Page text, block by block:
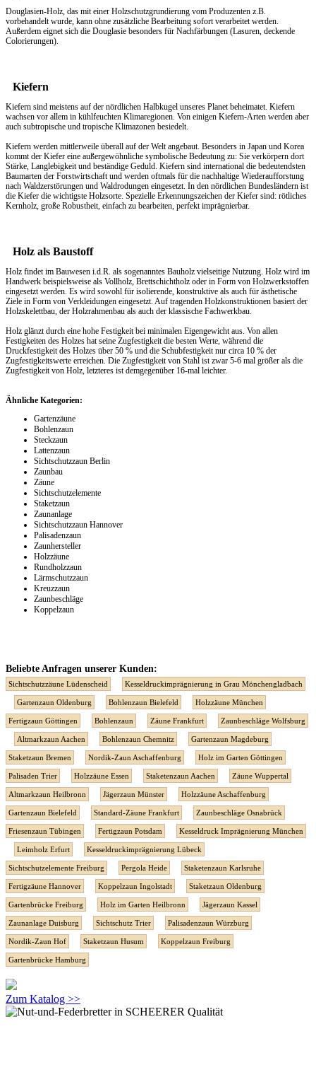
Douglasien-Holz, das mit einer Holzschutzgrundierung vom Produzenten z.B.
vorbehandelt wurde, kann ohne zusätzliche Bearbeitung sofort verarbeitet werden.
Außerdem eignet sich die Douglasie besonders für Nachfärbungen (Lasuren, deckende
Colorierungen).
Kiefern
Kiefern sind meistens auf der nördlichen Halbkugel unseres Planet beheimatet. Kiefern
wachsen vor allem in kühlfeuchten Klimaregionen. Von einigen Kiefern-Arten werden aber
auch subtropische und tropische Klimazonen besiedelt.
Kiefern werden mittlerweile überall auf der Welt angebaut. Besonders in Japan und Korea
kommt der Kiefer eine außergewöhnliche symbolische Bedeutung zu: Sie verkörpern dort
Stärke, Langlebigkeit und beständige Geduld. Kiefern sind international die bedeutendsten
Baumarten der Forstwirtschaft und werden oftmals für die nachhaltige Wiederaufforstung
nach Waldzerstörungen und Waldrodungen eingesetzt. In den nördlichen Bundesländern ist
die Kiefer die wichtigste Holzsorte. Spezielle Erkennungszeichen der Kiefer sind: rötliches
Kernholz, große Robustheit, einfach zu bearbeiten, perfekt imprägnierbar.
Holz als Baustoff
Holz findet im Bauwesen i.d.R. als sogenanntes Bauholz vielseitige Nutzung. Holz wird im
Handwerk beispielsweise als Vollholz, Brettschichtholz oder in Form von Holzwerkstoffen
eingesetzt werden. Es wird sowohl für isolierende, konstruktive als auch für ästhetische
Ziele in Form von Verkleidungen eingesetzt. Auf tragenden Holzkonstruktionen basiert der
Holzskelettbau, der Holzrahmenbau als auch der klassische Fachwerkbau.
Holz glänzt durch eine hohe Festigkeit bei minimalen Eigengewicht aus. Von allen
Festigkeiten des Holzes hat seine Zugfestigkeit die besten Werte, während die
Druckfestigkeit des Holzes über 50 % und die Schubfestigkeit nur circa 10 % der
Zugfestigkeitswerte erreichen. Die Zugfestigkeit von Stahl ist zwar 5-6 mal größer als die
Zugfestigkeit von Holz, letzteres ist demgegenüber 16-mal leichter.
Ähnliche Kategorien:
Gartenzäune
Bohlenzaun
Steckzaun
Lattenzaun
Sichtschutzzaun Berlin
Zaunbau
Zäune
Sichtschutzelemente
Staketzaun
Zaunanlage
Sichtschutzzaun Hannover
Palisadenzaun
Zaunhersteller
Holzzäune
Rundholzzaun
Lärmschutzzaun
Kreuzzaun
Zaunbeschläge
Koppelzaun
Beliebte Anfragen unserer Kunden:
Sichtschutzzäune Lüdenscheid Kesseldruckimprägnierung in Grau Mönchengladbach
Gartenzaun Oldenburg Bohlenzaun Bielefeld Holzzäune München
Fertigzaun Göttingen Bohlenzaun Zäune Frankfurt Zaunbeschläge Wolfsburg
Altmarkzaun Aachen Bohlenzaun Chemnitz Gartenzaun Magdeburg
Staketzaun Bremen Nordik-Zaun Aschaffenburg Holz im Garten Göttingen
Palisaden Trier Holzzäune Essen Staketenzaun Aachen Zäune Wuppertal
Altmarkzaun Heilbronn Jägerzaun Münster Holzzäune Aschaffenburg
Gartenzaun Bielefeld Standard-Zäune Frankfurt Zaunbeschläge Osnabrück
Friesenzaun Tübingen Fertigzaun Potsdam Kesseldruck Imprägnierung München
Leimholz Erfurt Kesseldruckimprägnierung Lübeck
Sichtschutzelemente Freiburg Pergola Heide Staketenzaun Karlsruhe
Fertigzäune Hannover Koppelzaun Ingolstadt Staketzaun Oldenburg
Gartenbrücke Freiburg Holz im Garten Heilbronn Jägerzaun Kassel
Zaunanlage Duisburg Sichtschutz Trier Palisadenzaun Würzburg
Nordik-Zaun Hof Staketzaun Husum Koppelzaun Freiburg
Gartenbrücke Hamburg
Zum Katalog >>